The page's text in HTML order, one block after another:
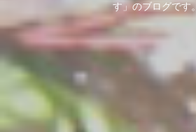
す」のブログです。